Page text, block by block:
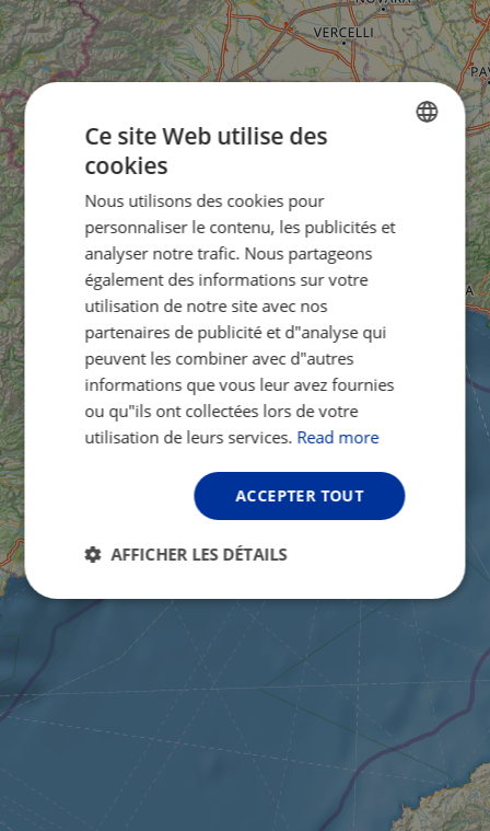
Ce site Web utilise des
cookies
Nous utilisons des cookies pour
personnaliser le contenu, les publicités et
analyser notre trafic. Nous partageons
également des informations sur votre
utilisation de notre site avec nos
partenaires de publicité et d"analyse qui
peuvent les combiner avec d"autres
informations que vous leur avez fournies
ou qu"ils ont collectées lors de votre
utilisation de leurs services. Read more
ACCEPTER TOUT
AFFICHER LES DÉTAILS
Strictement
nécessaires
Performance Ciblage
Non classifiés